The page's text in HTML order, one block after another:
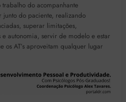
do acompanhante
junto do paciente, realizando
superar limitações,
autonomia, servir de modelo e estar
os AT’s aproveitam qualquer lugar